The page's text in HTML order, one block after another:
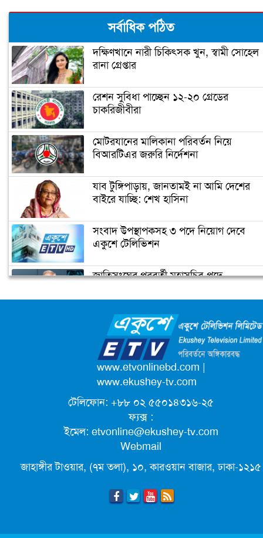
ঝালকাঠিতে পিলার চোরাচালান চক্রের ৮
সদস্য আটক
নারায়ণগঞ্জে গুদাম পরিষ্কার করতে গিয়ে ২
নারায়ণগঞ্জ পাসপোর্ট অফিসে ভাঙচুর,
কানাডা প্রবাসী আটক
করলো সন্ত্রাসীরা
ডিসির বাসভবনে পুলিশ কনস্টেবলের
আত্মহত্যা
উপজেলা ছাত্রলীগের নতুন কমিটি
আনন্দ মিছিল
সর্বাধিক পঠিত
দক্ষিণখানে নারী চিকিৎসক খুন, স্বামী সোহেল
রানা গ্রেপ্তার
রেশন সুবিধা পাচ্ছেন ১২-২০ গ্রেডের
চাকরিজীবীরা
মোটরযানের মালিকানা পরিবর্তন নিয়ে
বিআরটিএর জরুরি নির্দেশনা
যাব টুঙ্গিপাড়ায়, জানতামই না আমি দেশের
বাইরে যাচ্ছি: শেখ হাসিনা
সংবাদ উপস্থাপকসহ ৩ পদে নিয়োগ দেবে
একুশে টেলিভিশন
জাতিসংঘের পরবর্তী মহাসচিব পদে
ক্যাম্পাস অ্যাম্বাসেডর নিয়োগ দিচ্ছে একুশে
টেলিভিশন
পদোন্নতি পেয়ে সচিব হলেন ২ কর্মকর্তা
লিগ্যাল এইডের মাধ্যমে সন্তান ফিরে পেল
সেই কিশোরী মা জুঁই
জেট ফুয়েলের দাম কমলো লিটারে ১৯ টাকা
মূল্যস্ফীতি কমে জুনে ৯ দশমিক ১৬ শতাংশ
www.etvonlinebd.com |
www.ekushey-tv.com
টেলিফোন: +৮৮ ০২ ৫৫০১৪৩১৬-২৫
ফ্যক্স :
ইমেল: etvonline@ekushey-tv.com
Webmail
জাহাঙ্গীর টাওয়ার, (৭ম তলা), ১০, কারওয়ান বাজার, ঢাকা-১২১৫